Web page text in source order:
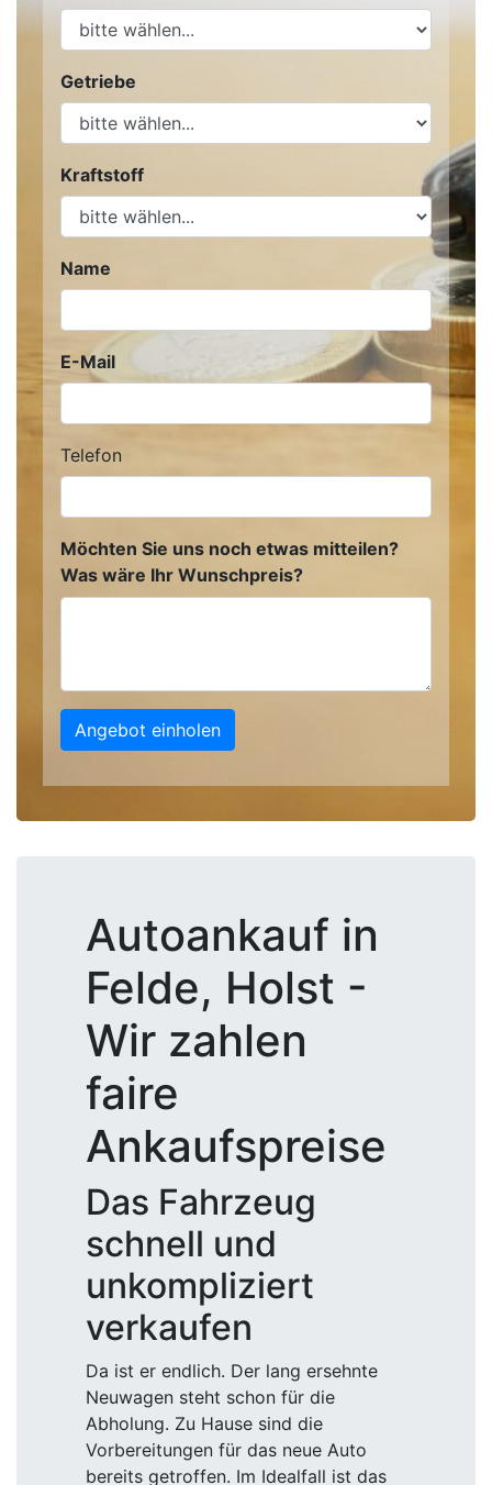
Getriebe
Kraftstoff
Name
E-Mail
Telefon
Möchten Sie uns noch etwas mitteilen?
Was wäre Ihr Wunschpreis?
Angebot einholen
Autoankauf in
Felde, Holst -
Wir zahlen
faire
Ankaufspreise
Das Fahrzeug
schnell und
unkompliziert
verkaufen
Da ist er endlich. Der lang ersehnte
Neuwagen steht schon für die
Abholung. Zu Hause sind die
Vorbereitungen für das neue Auto
bereits getroffen. Im Idealfall ist das